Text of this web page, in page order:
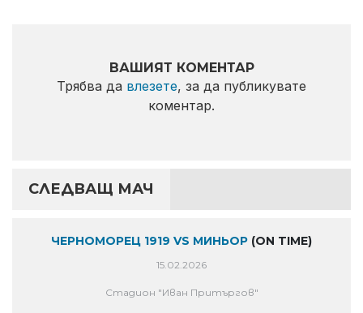
ВАШИЯТ КОМЕНТАР
Трябва да влезете, за да публикувате
коментар.
СЛЕДВАЩ МАЧ
ЧЕРНОМОРЕЦ 1919 VS МИНЬОР (ON TIME)
15.02.2026
Стадион "Иван Притъргов"